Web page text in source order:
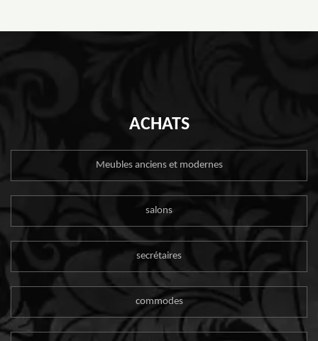
ACHATS
Meubles anciens et modernes
salons
secrétaires
commodes